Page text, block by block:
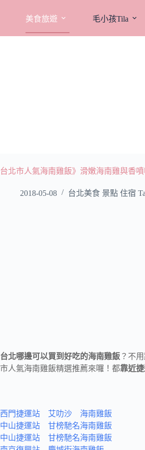
美食旅遊 毛小孩Tila
台北市人氣海南雞飯》滑嫩海南雞與香
2018-05-08 台北美食 景點 住宿
台北哪邊可以買到好吃的海南雞飯 ？不
市人氣海南雞飯精選推薦來囉！都靠近
西門捷運站 艾叻沙 海南雞飯
中山捷運站 甘榜馳名海南雞飯
中山捷運站 甘榜馳名海南雞飯